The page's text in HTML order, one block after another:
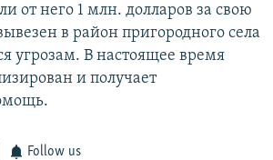
от него 1 млн. долларов за свою
в район пригородного села
угрозам. В настоящее время
и получает
Follow us